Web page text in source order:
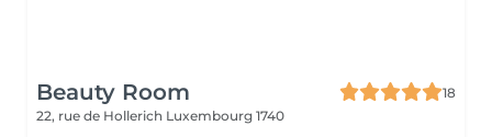
Beauty Room
18
22, rue de Hollerich Luxembourg 1740